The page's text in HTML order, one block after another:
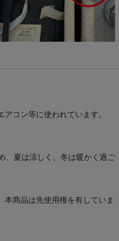
コン等に使われています。
、夏は涼しく、冬は暖かく過ご
商品は先使用権を有していま